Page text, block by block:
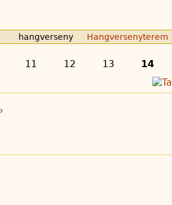
hangverseny Hangversenyterem
11 12 13 14